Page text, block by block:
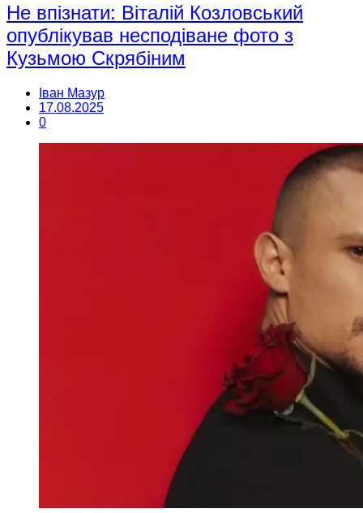
Не впізнати: Віталій Козловський
опублікував несподіване фото з
Кузьмою Скрябіним
Іван Мазур
17.08.2025
0